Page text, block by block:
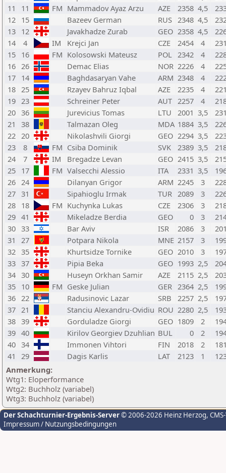
11
11 FM Mammadov Ayaz Arzu AZE 2358 4,5
12 15 Bazeev German RUS 2348 4,5
13 12 Javakhadze Zurab GEO 2358 4,5
14
4 IM Krejci Jan CZE 2454 4
15 16 FM Kolosowski Mateusz POL 2342 4
16 26 Demac Elias NOR 2226 4
17 14 Baghdasaryan Vahe ARM 2348 4
18 25 Rzayev Bahruz Iqbal AZE 2235 4
19 23 Schreiner Peter AUT 2257 4
20 36 Jurevicius Tomas LTU 2001 3,5
21
38 Talmazan Oleg MDA 1884 3,5
22 20 Nikolashvili Giorgi GEO 2294 3,5
23
8 FM Csiba Dominik SVK 2389 3,5
24
7 IM Bregadze Levan GEO 2415 3,5
25 17 FM Valsecchi Alessio ITA 2331 3,5
26 24 Dilanyan Grigor ARM 2245 3
27 31 Sipahioglu Irmak TUR 2089 3
28 18 FM Kuchynka Lukas CZE 2306 3
29 41 Mikeladze Berdia GEO 0 3
30 33 Bar Aviv ISR 2086 3
31
27 Potpara Nikola MNE 2157 3
32 35 Khurtsidze Tornike GEO 2010 3
33 37 Pipia Beka GEO 1993 2,5
34 30 Huseyn Orkhan Samir AZE 2115 2,5
35 10 FM Geske Julian GER 2364 2,5
36 22 Radusinovic Lazar SRB 2257 2,5
37 21 Stanciu Alexandru-Ovidiu ROU 2280 2,5
38 39 Gorduladze Giorgi GEO 1809 2
39 40 Kirilov Georgiev Dzuhlian BUL 0 2
40 34 Immonen Vihtori FIN 2018 2
41
29 Dagis Karlis LAT 2123 1
Anmerkung:
Wtg1: Eloperformance
Wtg2: Buchholz (variabel)
Wtg3: Buchholz (variabel)
Der Schachturnier-Ergebnis-Server© 2006-2026 Heinz Herzog,
Impressum / Nutzungsbedingungen